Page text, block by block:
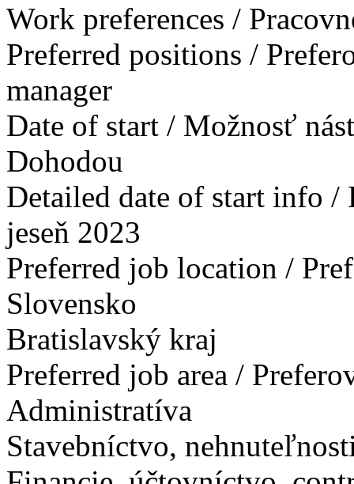
Work preferences /
Preferred positions /
manager
Date of start / Možnosť
Dohodou
Detailed date of start info
jeseň 2023
Preferred job location /
Slovensko
Bratislavský kraj
Preferred job area /
Administratíva
Stavebníctvo,